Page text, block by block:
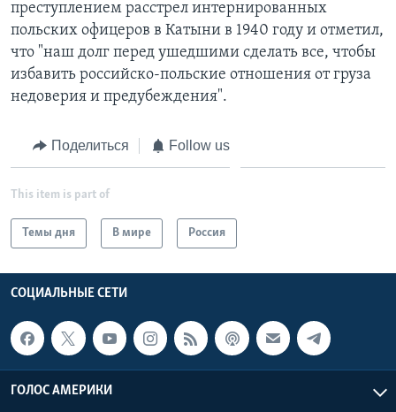
преступлением расстрел интернированных
польских офицеров в Катыни в 1940 году и отметил,
что "наш долг перед ушедшими сделать все, чтобы
избавить российско-польские отношения от груза
недоверия и предубеждения".
Поделиться Follow us
This item is part of
Темы дня В мире Россия
СОЦИАЛЬНЫЕ СЕТИ
ГОЛОС АМЕРИКИ